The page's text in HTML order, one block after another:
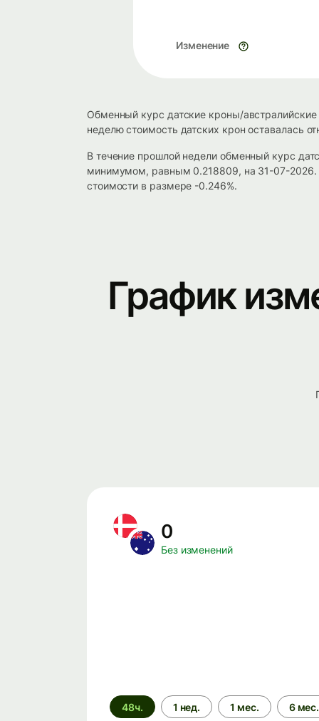
Изменение
Обменный курс датские кроны/
неделю стоимость датских крон оставалась
В течение прошлой недели обменный курс
минимумом, равным 0.218809, на 31-07-2026.
стоимости в размере -0.246%.
График
0
Без изменений
Период
времени
48ч. 1 нед. 1 мес. 6 мес.